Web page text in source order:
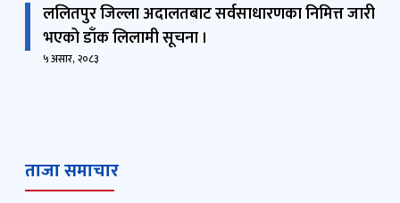
ललितपुर जिल्ला अदालतबाट सर्वसाधारणका निमित्त जारी
भएको डाँक लिलामी सूचना ।
५ असार, २०८३
ताजा समाचार